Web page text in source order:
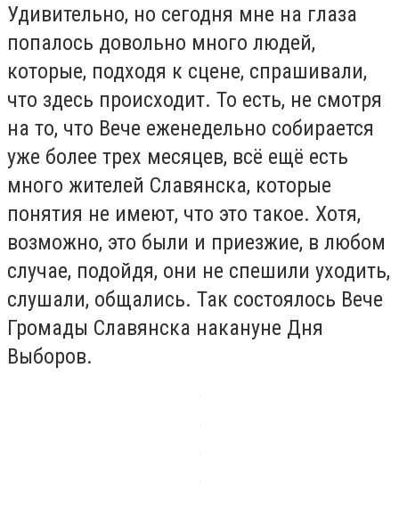
Удивительно, но сегодня мне на глаза
попалось довольно много людей,
которые, подходя к сцене, спрашивали,
что здесь происходит. То есть, не смотря
на то, что Вече еженедельно собирается
уже более трех месяцев, всё ещё есть
много жителей Славянска, которые
понятия не имеют, что это такое. Хотя,
возможно, это были и приезжие, в любом
случае, подойдя, они не спешили уходить,
слушали, общались. Так состоялось Вече
Громады Славянска накануне Дня
Выборов.